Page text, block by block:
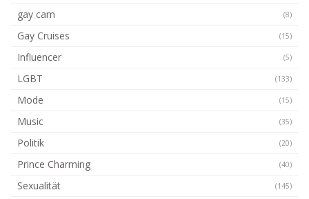
gay cam (8)
Gay Cruises (15)
Influencer (5)
LGBT (133)
Mode (15)
Music (35)
Politik (20)
Prince Charming (40)
Sexualität (145)